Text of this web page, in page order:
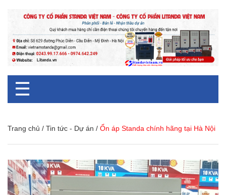
☰
Trang chủ / Tin tức - Dự án / Ổn áp Standa chính hãng tại Hà Nội